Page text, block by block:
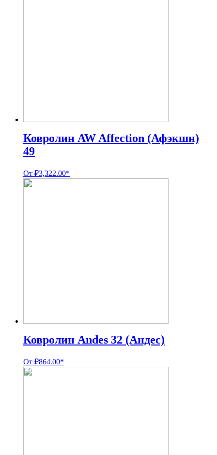
Ковролин AW Affection (Афэкшн)
49
От ₽3,322.00*
Ковролин Andes 32 (Андес)
От ₽864.00*